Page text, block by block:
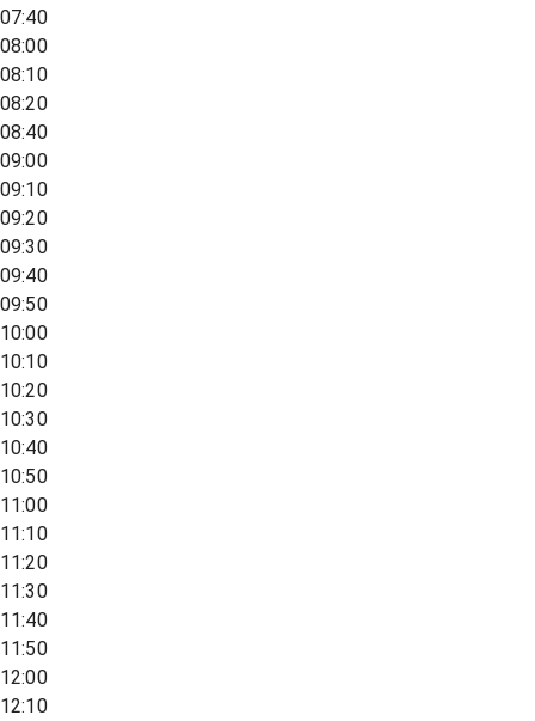
07:40
08:00
08:10
08:20
08:40
09:00
09:10
09:20
09:30
09:40
09:50
10:00
10:10
10:20
10:30
10:40
10:50
11:00
11:10
11:20
11:30
11:40
11:50
12:00
12:10